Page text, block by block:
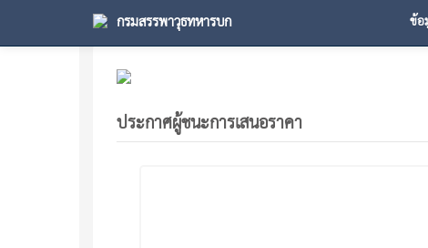
กรมสรรพาวุธทหารบก ข้
ประกาศผู้ชนะการเสนอราคา